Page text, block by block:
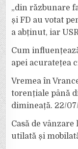
„din răzbunare
și FD au votat
a abținut, iar
Cum
apei acuratețea
Vremea în
torențiale până
dimineață. 22/
Casă de vânzare
utilată și